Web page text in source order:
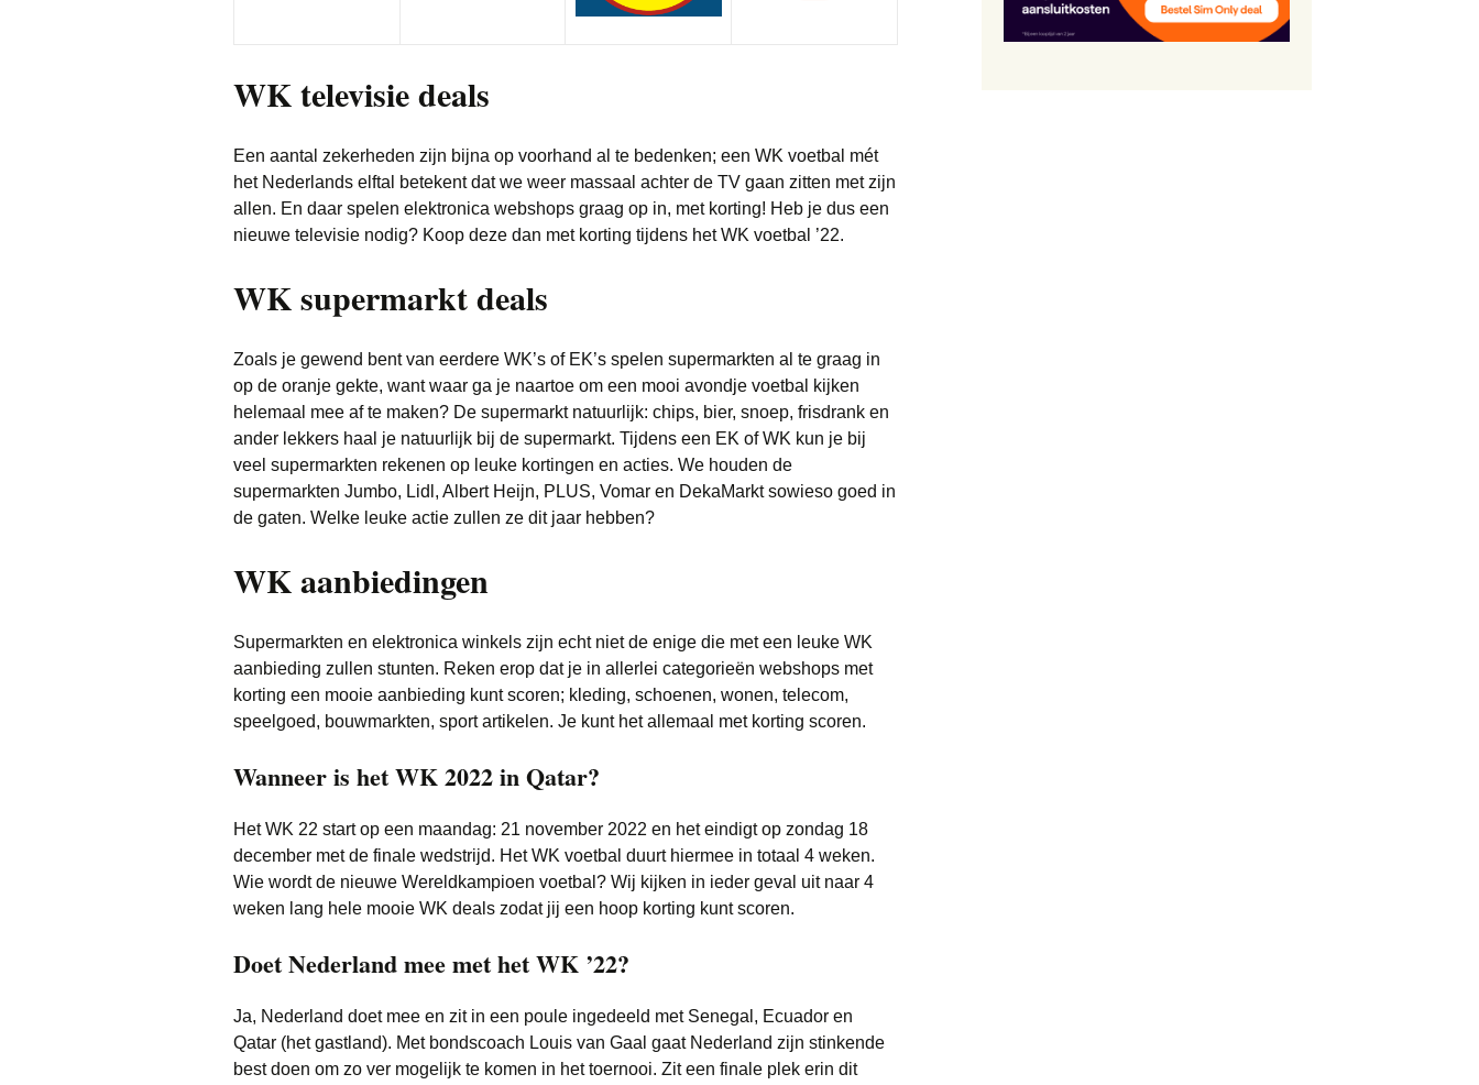
Smartphone Samsung Galaxy
Sim Only
Sonos
Stofzuigers
Tablets
Televisie
Xbox Xbox Series X
Keuken
WK televisie deals
Een aantal zekerheden zijn bijna op voorhand al te bedenken; een WK voetbal mét
het Nederlands elftal betekent dat we weer massaal achter de TV gaan zitten met zijn
allen. En daar spelen elektronica webshops graag op in, met korting! Heb je dus een
nieuwe televisie nodig? Koop deze dan met korting tijdens het WK voetbal ’22.
WK supermarkt deals
Zoals je gewend bent van eerdere WK’s of EK’s spelen supermarkten al te graag in
op de oranje gekte, want waar ga je naartoe om een mooi avondje voetbal kijken
helemaal mee af te maken? De supermarkt natuurlijk: chips, bier, snoep, frisdrank en
ander lekkers haal je natuurlijk bij de supermarkt. Tijdens een EK of WK kun je bij
veel supermarkten rekenen op leuke kortingen en acties. We houden de
supermarkten Jumbo, Lidl, Albert Heijn, PLUS, Vomar en DekaMarkt sowieso goed in
de gaten. Welke leuke actie zullen ze dit jaar hebben?
WK aanbiedingen
Supermarkten en elektronica winkels zijn echt niet de enige die met een leuke WK
aanbieding zullen stunten. Reken erop dat je in allerlei categorieën webshops met
korting een mooie aanbieding kunt scoren; kleding, schoenen, wonen, telecom,
speelgoed, bouwmarkten, sport artikelen. Je kunt het allemaal met korting scoren.
Wanneer is het WK 2022 in Qatar?
Het WK 22 start op een maandag: 21 november 2022 en het eindigt op zondag 18
december met de finale wedstrijd. Het WK voetbal duurt hiermee in totaal 4 weken.
Wie wordt de nieuwe Wereldkampioen voetbal? Wij kijken in ieder geval uit naar 4
weken lang hele mooie WK deals zodat jij een hoop korting kunt scoren.
Doet Nederland mee met het WK ’22?
Ja, Nederland doet mee en zit in een poule ingedeeld met Senegal, Ecuador en
Qatar (het gastland). Met bondscoach Louis van Gaal gaat Nederland zijn stinkende
best doen om zo ver mogelijk te komen in het toernooi. Zit een finale plek erin dit